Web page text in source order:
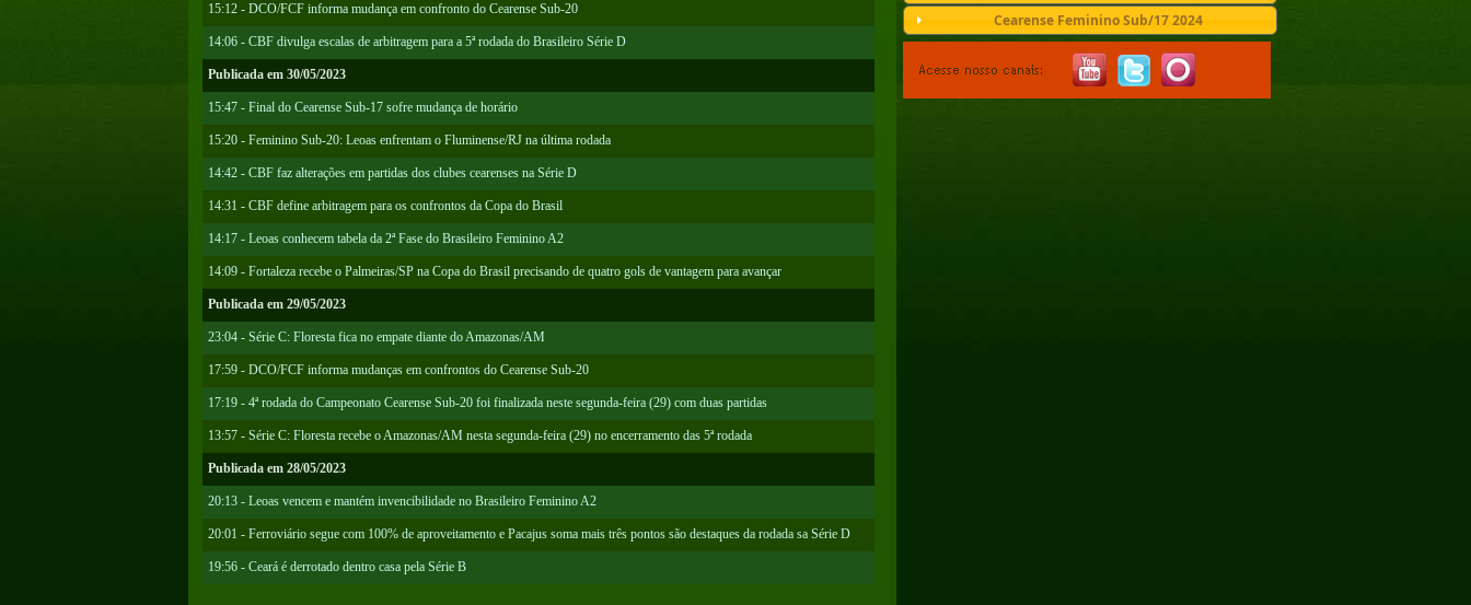
15:12 - DCO/FCF informa mudança em confronto do Cearense Sub-20
14:06 - CBF divulga escalas de arbitragem para a 5ª rodada do Brasileiro Série D
Publicada em 30/05/2023
15:47 - Final do Cearense Sub-17 sofre mudança de horário
15:20 - Feminino Sub-20: Leoas enfrentam o Fluminense/RJ na última rodada
14:42 - CBF faz alterações em partidas dos clubes cearenses na Série D
14:31 - CBF define arbitragem para os confrontos da Copa do Brasil
14:17 - Leoas conhecem tabela da 2ª Fase do Brasileiro Feminino A2
14:09 - Fortaleza recebe o Palmeiras/SP na Copa do Brasil precisando de quatro gols de vantagem para avançar
Publicada em 29/05/2023
23:04 - Série C: Floresta fica no empate diante do Amazonas/AM
17:59 - DCO/FCF informa mudanças em confrontos do Cearense Sub-20
17:19 - 4ª rodada do Campeonato Cearense Sub-20 foi finalizada neste segunda-feira (29) com duas partidas
13:57 - Série C: Floresta recebe o Amazonas/AM nesta segunda-feira (29) no encerramento das 5ª rodada
Publicada em 28/05/2023
20:13 - Leoas vencem e mantém invencibilidade no Brasileiro Feminino A2
20:01 - Ferroviário segue com 100% de aproveitamento e Pacajus soma mais três pontos são destaques da rodada sa Série D
19:56 - Ceará é derrotado dentro casa pela Série B
Cearense Feminino Sub/17 2024